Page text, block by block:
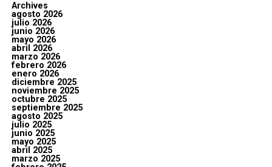
Archives
agosto 2026
julio 2026
junio 2026
mayo 2026
abril 2026
marzo 2026
febrero 2026
enero 2026
diciembre 2025
noviembre 2025
octubre 2025
septiembre 2025
agosto 2025
julio 2025
junio 2025
mayo 2025
abril 2025
marzo 2025